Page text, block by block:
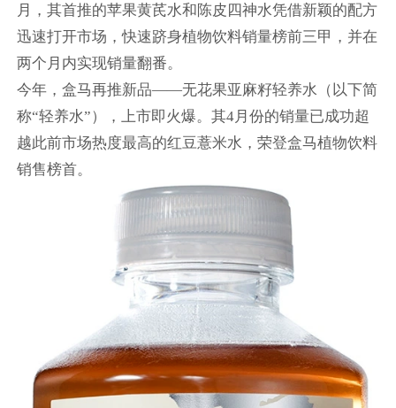
月，其首推的苹果黄芪水和陈皮四神水凭借新颖的配方
迅速打开市场，快速跻身植物饮料销量榜前三甲，并在
两个月内实现销量翻番。
今年，盒马再推新品——无花果亚麻籽轻养水（以下简
称“轻养水”），上市即火爆。其4月份的销量已成功超
越此前市场热度最高的红豆薏米水，荣登盒马植物饮料
销售榜首。